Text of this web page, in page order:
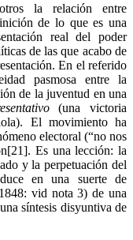
la relación entre
de lo que es una
real del poder
de las que acabo de
En el referido
pasmosa entre la
de la juventud en una
(una victoria
El movimiento ha
electoral (“no nos
Es una lección: la
y la perpetuación del
en una suerte de
vid nota 3) de una
síntesis disyuntiva de